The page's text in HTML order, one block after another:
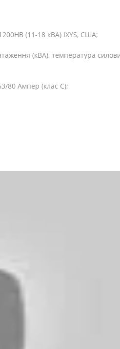
(11-18 кВА) IXYS, США;
(кВА), температура
80 Ампер (клас C);